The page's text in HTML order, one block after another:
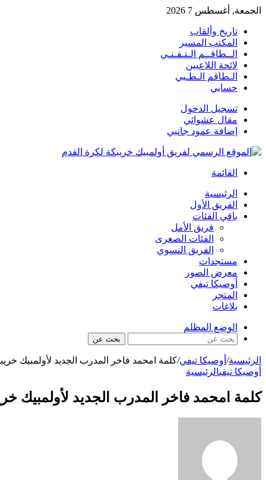
الجمعة, أغسطس 7 2026
تاريخ وألقاب
المكتب المسير
الــطاقــم الـتـقـنـي
لائحة اللاعبين
الـطاقم الـطـبي
حسابي
تسجيل الدخول
مقال عشوائي
إضافة عمود جانبي
القائمة
الرئيسية
الفريق الأول
باقي الفئات
فريق الأمل
الفئات الصغرى
الفريق النسوي
مستجدات
معرض الصور
أوصيكا تيفي
المتجر
بلاغات
الوضع المظلم
بحث عن
الرئيسية/ أوصيكا تيفي/كلمة امحمد فاخر المدرب الجديد لأولمبيك
أوصيكا تيفيالرئيسية
كلمة امحمد فاخر المدرب الجديد لأولمبيك